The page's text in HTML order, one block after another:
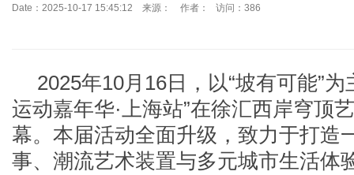
Date：2025-10-17 15:45:12 来源： 作者： 访问：386
2025年10月16日，以“坡有可能”为
运动嘉年华·上海站”在徐汇西岸穹顶
幕。本届活动全面升级，致力于打造
事、潮流艺术装置与多元城市生活体